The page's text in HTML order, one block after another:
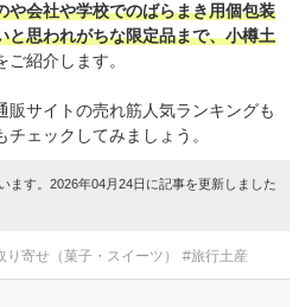
や会社や学校でのばらまき用個包装
と思われがちな限定品まで、小樽土
ご紹介します。
サイトの売れ筋人気ランキングも
ェックしてみましょう。
ます。2026年04月24日に記事を更新しました
り寄せ（菓子・スイーツ） #旅行土産